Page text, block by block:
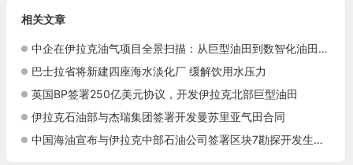
相关文章
中企在伊拉克油气项目全景扫描：从巨型油田到数智化油田的系统性布局
巴士拉省将新建四座海水淡化厂 缓解饮用水压力
英国BP签署250亿美元协议，开发伊拉克北部巨型油田
伊拉克石油部与杰瑞集团签署开发曼苏里亚气田合同
中国海油宣布与伊拉克中部石油公司签署区块7勘探开发生产合同